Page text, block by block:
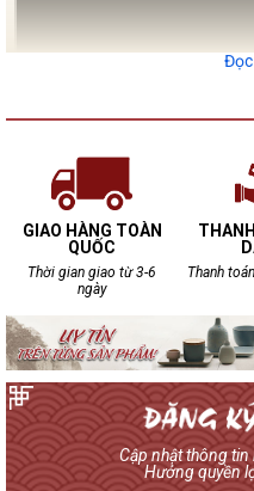
Ưu điểm các dòng
Khánh
lượng, bạn nên đến
Khánh là một trong
được hàng nghìn
nước lựa chọn.
Chum sành ngâm rượu
điểm:
GIAO HÀNG TOÀN
QUỐC
Thời gian giao từ 3-6
ngày
Thanh
Cập nhật thông tin
Hưởng quyền